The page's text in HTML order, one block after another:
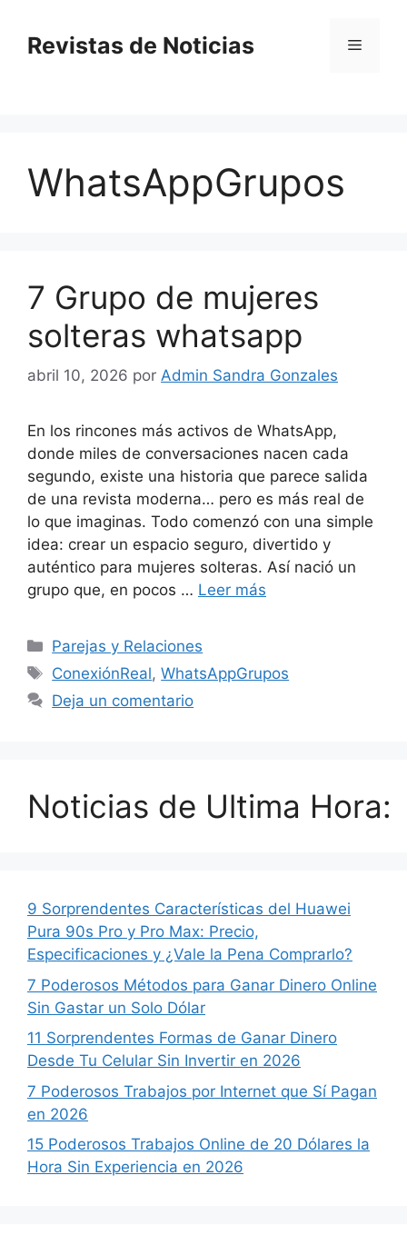
contenido
Revistas de Noticias Menú
WhatsAppGrupos
7 Grupo de mujeres
solteras whatsapp
abril 10, 2026 por Admin Sandra Gonzales
En los rincones más activos de WhatsApp,
donde miles de conversaciones nacen cada
segundo, existe una historia que parece salida
de una revista moderna… pero es más real de
lo que imaginas. Todo comenzó con una simple
idea: crear un espacio seguro, divertido y
auténtico para mujeres solteras. Así nació un
grupo que, en pocos … Leer más
Categorías
Parejas y Relaciones
Etiquetas
ConexiónReal,WhatsAppGrupos
Deja un comentario
Noticias de Ultima Hora:
9 Sorprendentes Características del Huawei
Pura 90s Pro y Pro Max: Precio,
Especificaciones y ¿Vale la Pena Comprarlo?
7 Poderosos Métodos para Ganar Dinero Online
Sin Gastar un Solo Dólar
11 Sorprendentes Formas de Ganar Dinero
Desde Tu Celular Sin Invertir en 2026
7 Poderosos Trabajos por Internet que Sí Pagan
en 2026
15 Poderosos Trabajos Online de 20 Dólares la
Hora Sin Experiencia en 2026